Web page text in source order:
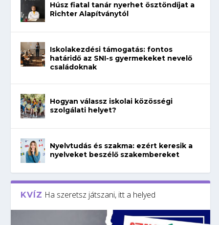
Húsz fiatal tanár nyerhet ösztöndíjat a
Richter Alapítványtól
Iskolakezdési támogatás: fontos
határidő az SNI-s gyermekeket nevelő
családoknak
Hogyan válassz iskolai közösségi
szolgálati helyet?
Nyelvtudás és szakma: ezért keresik a
nyelveket beszélő szakembereket
KVÍZ Ha szeretsz játszani, itt a helyed